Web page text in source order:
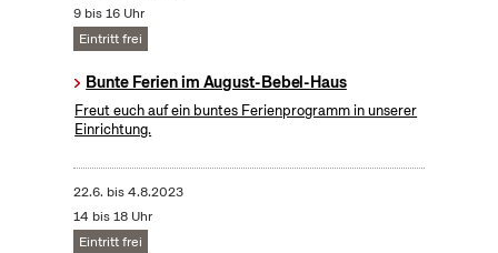
9 bis 16 Uhr
Eintritt frei
Bunte Ferien im August-Bebel-Haus
Freut euch auf ein buntes Ferienprogramm in unserer
Einrichtung.
22.6. bis4.8.2023
14 bis 18 Uhr
Eintritt frei